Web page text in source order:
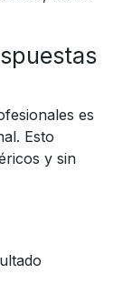
es
Esto
y sin